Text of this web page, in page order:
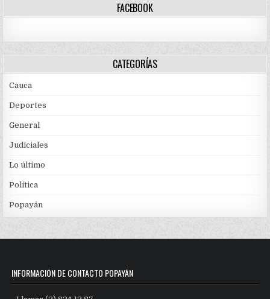
FACEBOOK
CATEGORÍAS
Cauca
Deportes
General
Judiciales
Lo último
Política
Popayán
INFORMACIÓN DE CONTACTO POPAYÁN